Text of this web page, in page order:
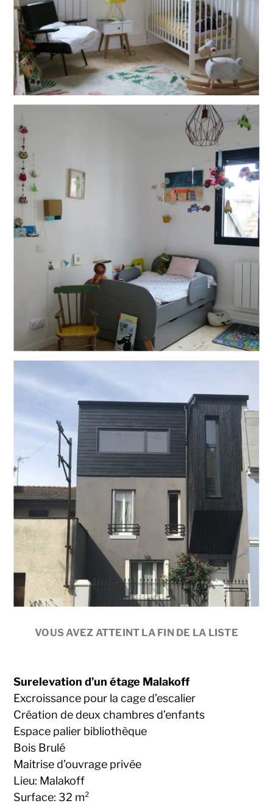
VOUS AVEZ ATTEINT LA FIN DE LA LISTE
Surelevation d’un étage Malakoff
Excroissance pour la cage d’escalier
Création de deux chambres d’enfants
Espace palier bibliothèque
Bois Brulé
Maitrise d’ouvrage privée
Lieu: Malakoff
Surface: 32 m²